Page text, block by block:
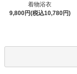
着物浴衣
9,800円(税込10,780円)